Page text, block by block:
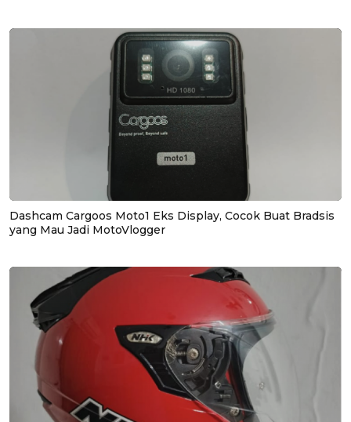
Dashcam Cargoos Moto1 Eks Display, Cocok Buat Bradsis
yang Mau Jadi MotoVlogger